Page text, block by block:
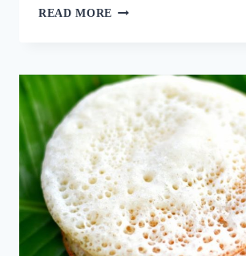
READ MORE നാവിൽ
ഈ
ചേരുവ
കൂടി
ചേർത്ത്
മുട്ട
കറി
ഉണ്ടാക്കി
നോക്കൂ;
10
മിനുട്ടിൽ
മുട്ട